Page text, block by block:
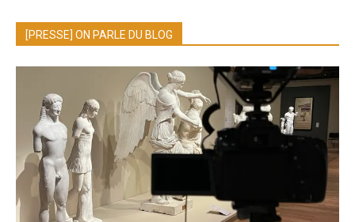
[PRESSE] ON PARLE DU BLOG